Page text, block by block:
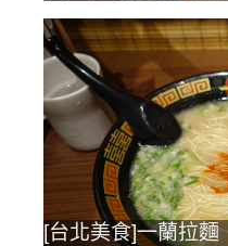
[台北美食]一蘭拉